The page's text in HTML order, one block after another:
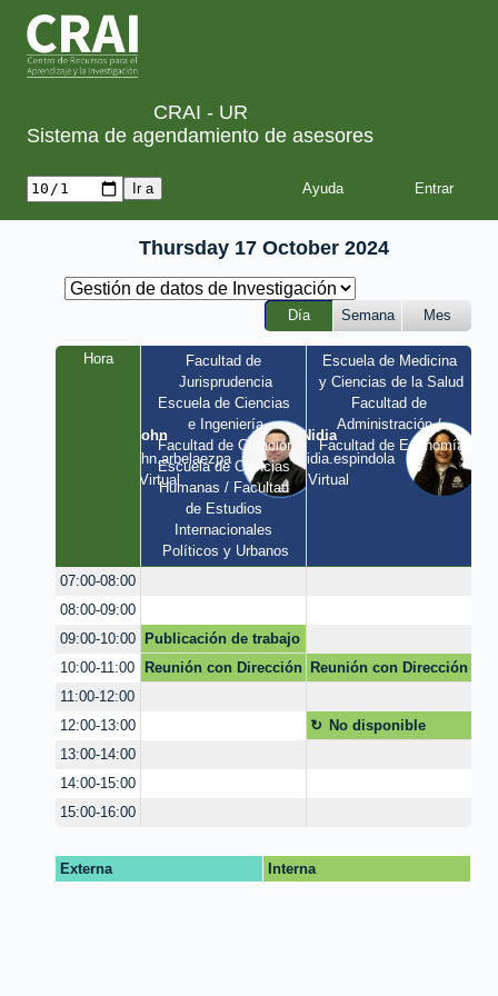
CRAI - UR
Sistema de agendamiento de asesores
Ayuda
Thursday 17 October 2024
Día Semana Mes
Hora
John
john.arbelaezpa
/ Virtual
Facultad de
Jurisprudencia
Escuela de Ciencias
e Ingeniería
Facultad de Creación
Escuela de Ciencias
Humanas / Facultad
de Estudios
Internacionales
Políticos y Urbanos
Nidia
nidia.espindola
/ Virtual
Escuela de Medicina
y Ciencias de la Salud
Facultad de
Administración /
Facultad de Economía
07:00-08:00
08:00-09:00
09:00-10:00
Publicación de trabajo
de grado en
repositorio
10:00-11:00
Reunión con Dirección Reunión con Dirección
11:00-12:00
12:00-13:00
No disponible
13:00-14:00
14:00-15:00
15:00-16:00
Externa Interna